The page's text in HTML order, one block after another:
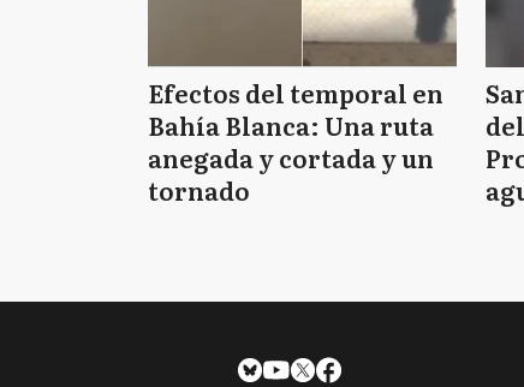
Efectos del temporal en
Bahía Blanca: Una ruta
anegada y cortada y un
tornado